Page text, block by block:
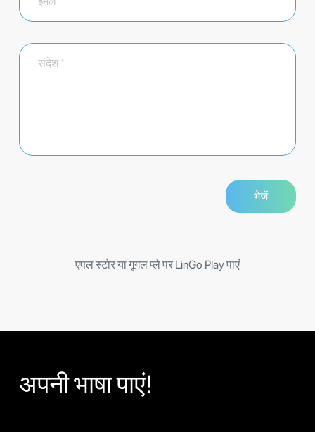
एपल स्टोर या गूगल प्ले पर LinGo Play पाएं
अपनी भाषा पाएं!